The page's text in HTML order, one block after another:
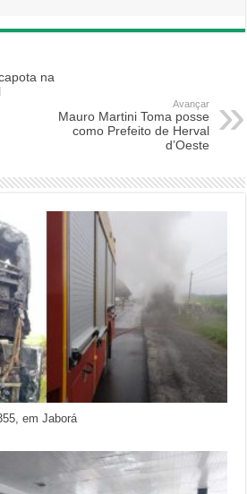
na
Avançar
Mauro Martini Toma posse
como Prefeito de Herval
d’Oeste
em Jaborá